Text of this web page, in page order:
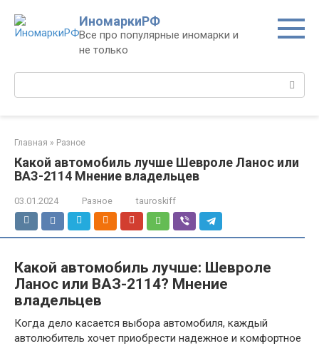
контенту
ИномаркиРФ
Все про популярные иномарки и
не только
Поиск:
Главная » Разное
Какой автомобиль лучше Шевроле Ланос или
ВАЗ-2114 Мнение владельцев
03.01.2024 Разное tauroskiff
Какой автомобиль лучше: Шевроле
Ланос или ВАЗ-2114? Мнение
владельцев
Когда дело касается выбора автомобиля, каждый
автолюбитель хочет приобрести надежное и комфортное